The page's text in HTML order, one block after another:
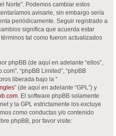
Norte”. Podemos cambiar estos
avisarle, sin embargo sería
periódicamente. Seguir registrado a
significa que acuerda estar
tal como fueron actualizados
phpBB (de aquí en adelante “ellos”,
“phpBB Limited”, “phpBB
liberada bajo la “
” (de aquí en adelante “GPL”) y
. El software phpBB solamente
y la GPL estrictamente los excluye
como conductas y/o contenido
phpBB, por favor visite: